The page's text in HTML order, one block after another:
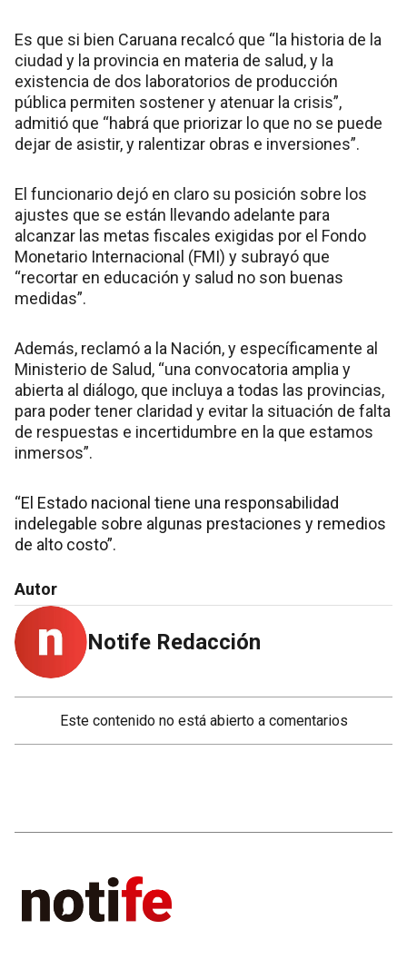
Es que si bien Caruana recalcó que “la historia de la
ciudad y la provincia en materia de salud, y la
existencia de dos laboratorios de producción
pública permiten sostener y atenuar la crisis”,
admitió que “habrá que priorizar lo que no se puede
dejar de asistir, y ralentizar obras e inversiones”.
El funcionario dejó en claro su posición sobre los
ajustes que se están llevando adelante para
alcanzar las metas fiscales exigidas por el Fondo
Monetario Internacional (FMI) y subrayó que
“recortar en educación y salud no son buenas
medidas”.
Además, reclamó a la Nación, y específicamente al
Ministerio de Salud, “una convocatoria amplia y
abierta al diálogo, que incluya a todas las provincias,
para poder tener claridad y evitar la situación de falta
de respuestas e incertidumbre en la que estamos
inmersos”.
“El Estado nacional tiene una responsabilidad
indelegable sobre algunas prestaciones y remedios
de alto costo”.
Autor
Notife Redacción
Este contenido no está abierto a comentarios